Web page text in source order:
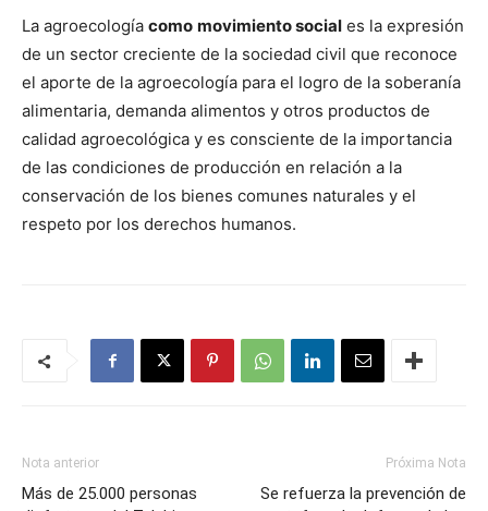
La agroecología como movimiento social es la expresión
de un sector creciente de la sociedad civil que reconoce
el aporte de la agroecología para el logro de la soberanía
alimentaria, demanda alimentos y otros productos de
calidad agroecológica y es consciente de la importancia
de las condiciones de producción en relación a la
conservación de los bienes comunes naturales y el
respeto por los derechos humanos.
Nota anterior
Más de 25.000 personas
Próxima Nota
Se refuerza la prevención de